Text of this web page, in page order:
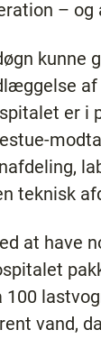
–
kunne
er
teknisk
at have
vand,